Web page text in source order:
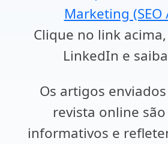
Marketing (SEO
Clique no link
LinkedIn e
Os artigos
revista online
informativos e